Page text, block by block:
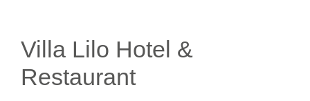
Villa Lilo Hotel &
Restaurant